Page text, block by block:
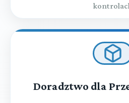
Doradztwo dla